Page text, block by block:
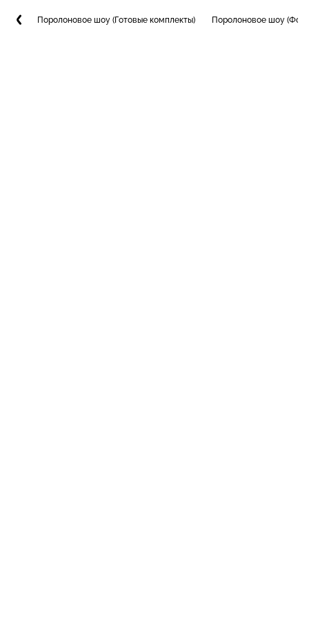
Поролоновое шоу (Готовые комплекты) Поролоновое шоу